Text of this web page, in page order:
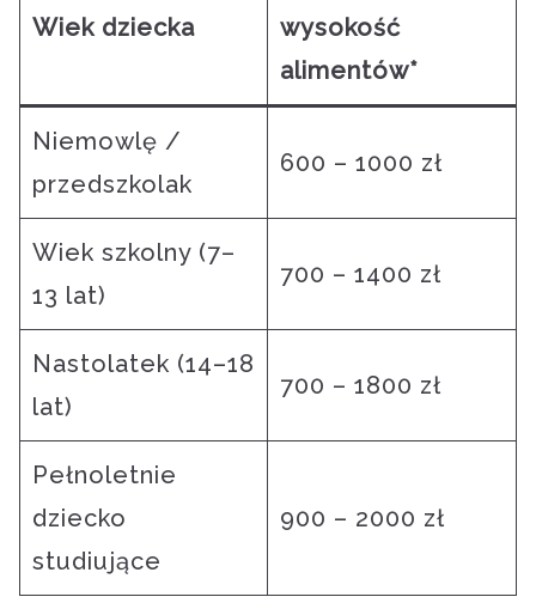
Wiek dziecka
wysokość
alimentów*
Niemowlę /
przedszkolak
600 – 1000 zł
Wiek szkolny (7–
13 lat)
700 – 1400 zł
Nastolatek (14–18
lat)
700 – 1800 zł
Pełnoletnie
dziecko
studiujące
900 – 2000 zł